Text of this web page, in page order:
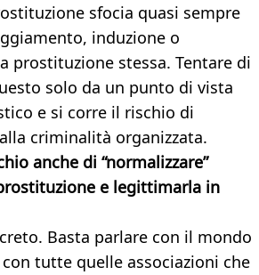
sfocia quasi sempre
induzione o
prostituzione stessa. Tentare di
solo da un punto di vista
e si corre il rischio di
criminalità organizzata.
anche di “normalizzare”
e legittimarla in
Basta parlare con il mondo
tutte quelle associazioni che